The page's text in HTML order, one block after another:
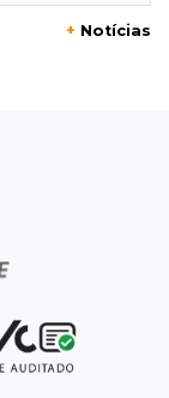
jogo que
e segue
+ Notícias